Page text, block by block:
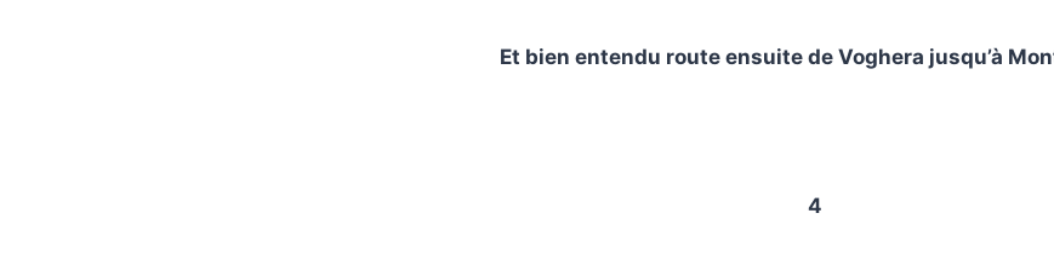
Et bien entendu route ensuite de Voghera jusqu’à
4